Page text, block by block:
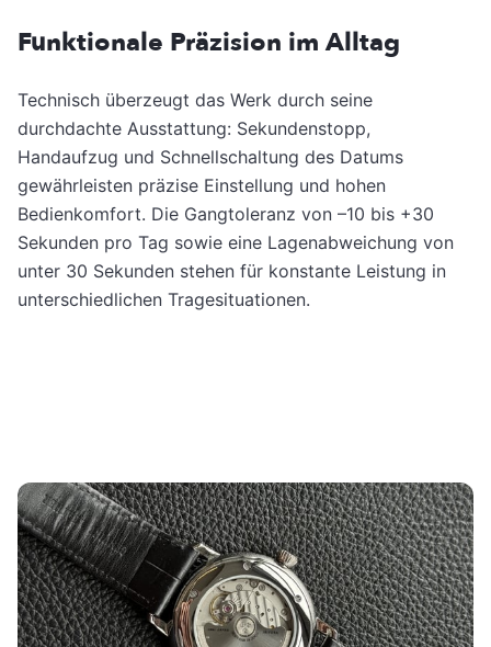
Funktionale Präzision im Alltag
Technisch überzeugt das Werk durch seine
durchdachte Ausstattung: Sekundenstopp,
Handaufzug und Schnellschaltung des Datums
gewährleisten präzise Einstellung und hohen
Bedienkomfort. Die Gangtoleranz von –10 bis +30
Sekunden pro Tag sowie eine Lagenabweichung von
unter 30 Sekunden stehen für konstante Leistung in
unterschiedlichen Tragesituationen.